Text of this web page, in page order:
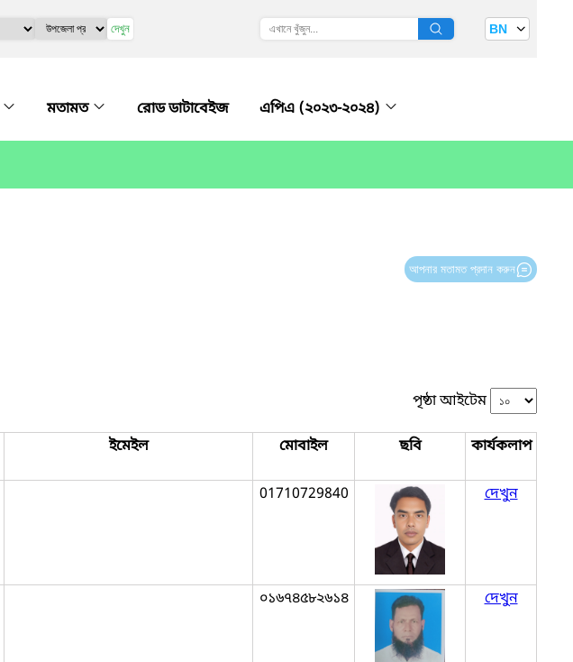
দেখুন BN
মতামত রোড ডাটাবেইজ এপিএ (২০২৩-২০২৪)
আপনার মতামত প্রদান করুন
পৃষ্ঠা আইটেম
ইমেইল মোবাইল ছবি কার্যকলাপ
01710729840 দেখুন
০১৬৭৪৫৮২৬১৪ দেখুন